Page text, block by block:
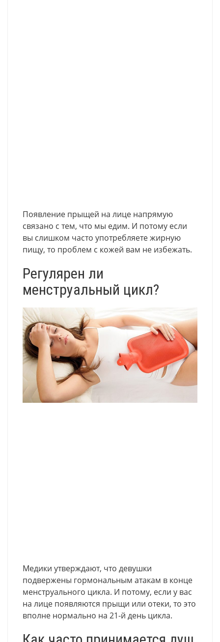
Появление прыщей на лице напрямую
связано с тем, что мы едим. И потому если
вы слишком часто употребляете жирную
пищу, то проблем с кожей вам не избежать.
Регулярен ли
менструальный цикл?
Медики утверждают, что девушки
подвержены гормональным атакам в конце
менструального цикла. И потому, если у вас
на лице появляются прыщи или отеки, то это
вполне нормально на 21-й день цикла.